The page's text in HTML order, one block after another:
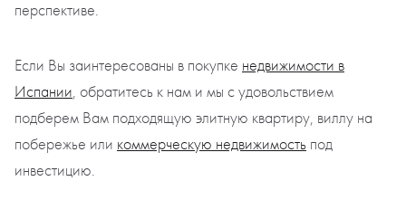
перспективе.
Если Вы заинтересованы в покупке недвижимости в
Испании, обратитесь к нам и мы с удовольствием
подберем Вам подходящую элитную квартиру, виллу на
побережье или коммерческую недвижимость под
инвестицию.